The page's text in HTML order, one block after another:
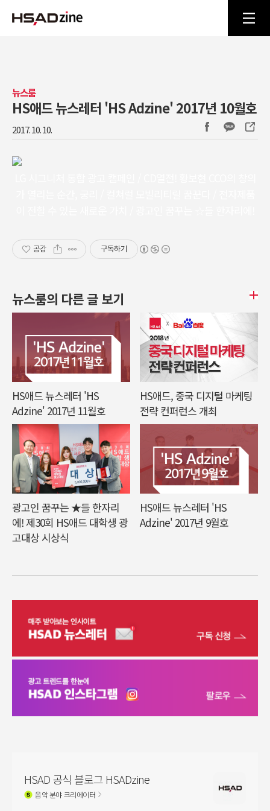
뉴스룸
HS애드 뉴스레터 'HS Adzine' 2017년 10월호
2017. 10. 10.
공감 구독하기
뉴스룸의 다른 글 보기
HS애드 뉴스레터 'HS
Adzine' 2017년 11월호
HS애드, 중국 디지털 마케팅
전략 컨퍼런스 개최
광고인 꿈꾸는 ★들 한자리
에! 제30회 HS애드 대학생 광
고대상 시상식
HS애드 뉴스레터 'HS
Adzine' 2017년 9월호
HSAD 공식 블로그 HSADzine
음악분야 크리에이터